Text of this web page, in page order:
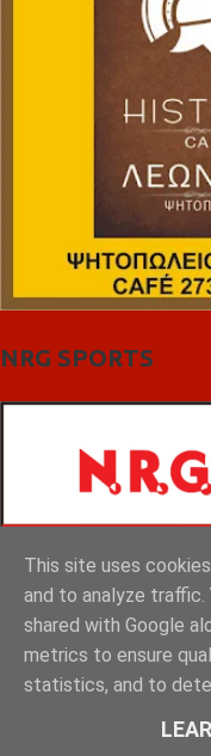
NRG SPORTS
This site uses
and to analyze traffic.
shared with Google
metrics to ensure
statistics, and to